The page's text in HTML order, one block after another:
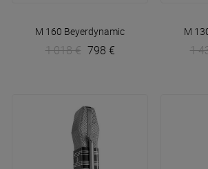
M 160 Beyerdynamic
1 018 € 798 €
M
1